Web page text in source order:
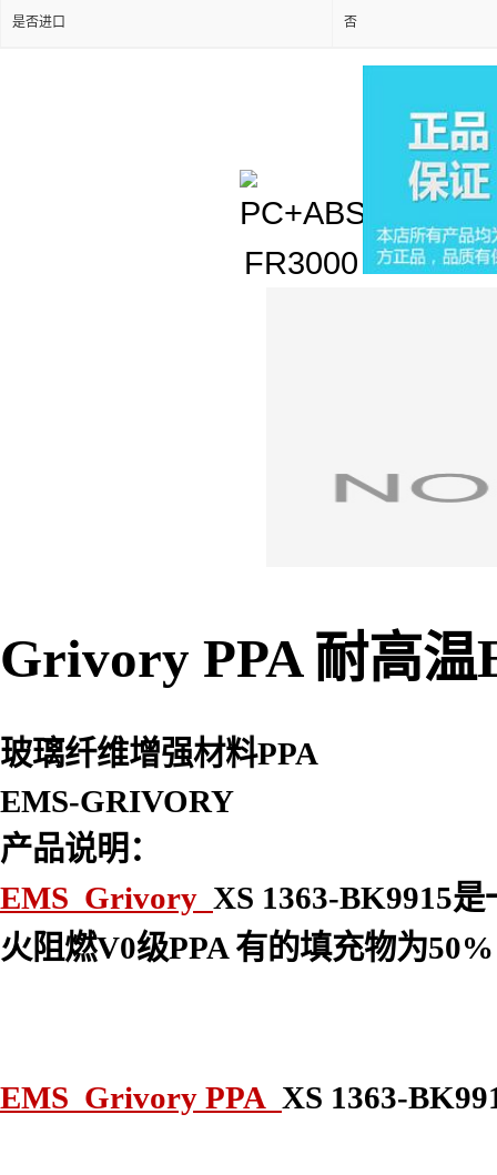
是否进口 否
Grivory PPA 耐高
玻璃纤维增强材料PPA
EMS-GRIVORY
产品说明：
EMS Grivory XS 1363-BK9915是
火阻燃V0级PPA有的填充物为
EMS Grivory PPA XS 1363-